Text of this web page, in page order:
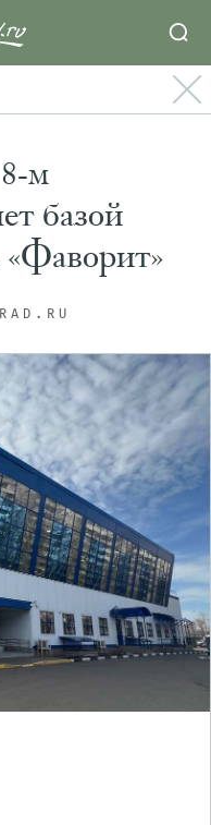
м
базой
«Фаворит»